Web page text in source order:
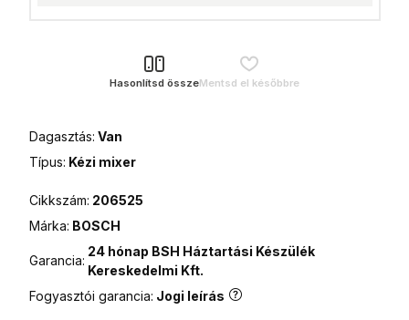
Hasonlítsd összeMentsd el későbbre
Dagasztás: Van
Típus: Kézi mixer
Cikkszám: 206525
Márka: BOSCH
Garancia:
24 hónap BSH Háztartási Készülék
Kereskedelmi Kft.
Fogyasztói garancia: Jogi leírás
MPL Posta (Postán maradó)